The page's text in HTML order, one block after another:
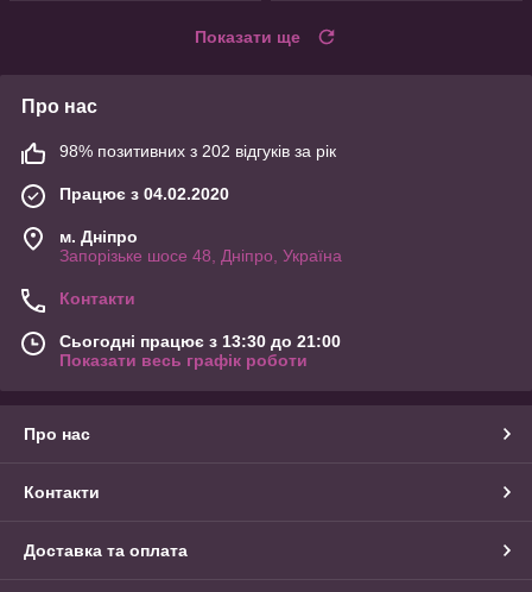
Показати ще
Про нас
98% позитивних з 202 відгуків за рік
Працює з 04.02.2020
м. Дніпро
Запорізьке шосе 48, Дніпро, Україна
Контакти
Сьогодні працює з 13:30 до 21:00
Показати весь графік роботи
Про нас
Контакти
Доставка та оплата